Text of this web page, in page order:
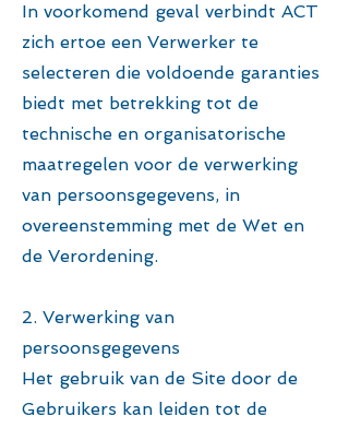
In voorkomend geval verbindt ACT
zich ertoe een Verwerker te
selecteren die voldoende garanties
biedt met betrekking tot de
technische en organisatorische
maatregelen voor de verwerking
van persoonsgegevens, in
overeenstemming met de Wet en
de Verordening.
2. Verwerking van
persoonsgegevens
Het gebruik van de Site door de
Gebruikers kan leiden tot de